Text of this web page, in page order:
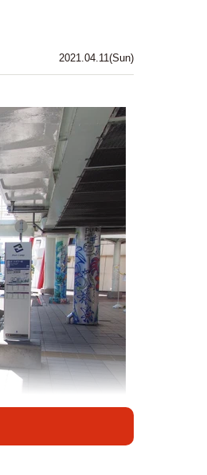
2021.04.11(Sun)